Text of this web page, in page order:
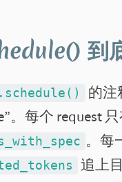
到
的注
。每个 request
。每
追上